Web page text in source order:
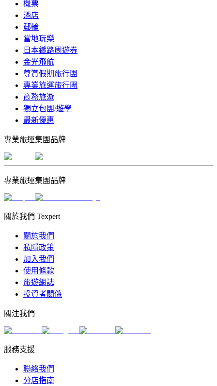
機票
酒店
郵輪
當地玩樂
日本鐵路周遊券
金光飛航
尊賞假期旅行團
專業旅運旅行團
商務旅遊
獨立包團/遊學
最新優惠
專業旅運集團品牌
專業旅運集團品牌
關於我們 Texpert
關於我們
私隱政策
加入我們
使用條款
旅遊網誌
投資者關係
關注我們
服務支援
聯絡我們
分店指南